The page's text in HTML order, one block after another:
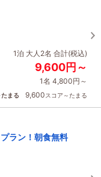
1泊 大人2名 合計(税込)
9,600円～
1名 4,800円～
まる 9,600スコア～たまる
ラン！朝食無料